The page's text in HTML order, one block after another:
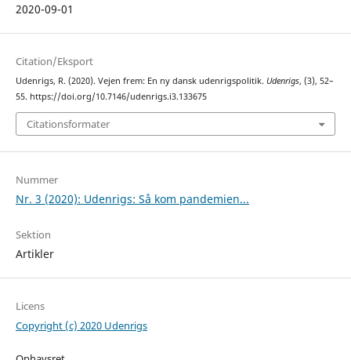
2020-09-01
Citation/Eksport
Udenrigs, R. (2020). Vejen frem: En ny dansk udenrigspolitik. Udenrigs, (3), 52–
55. https://doi.org/10.7146/udenrigs.i3.133675
Citationsformater
Nummer
Nr. 3 (2020): Udenrigs: Så kom pandemien...
Sektion
Artikler
Licens
Copyright (c) 2020 Udenrigs